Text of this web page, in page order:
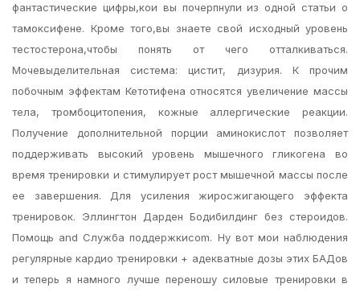
фантастические цифры,кои вы почерпнули из одной статьи о
тамоксифене. Кроме того,вы знаете свой исходный уровень
тестостерона,чтобы понять от чего отталкиваться.
Мочевыделительная система: цистит, дизурия. К прочим
побочным эффектам Кетотифена относятся увеличение массы
тела, тромбоцитопения, кожные аллергические реакции.
Получение дополнительной порции аминокислот позволяет
поддерживать высокий уровень мышечного гликогена во
время тренировки и стимулирует рост мышечной массы после
ее завершения. Для усиления жиросжигающего эффекта
тренировок. Эллингтон Дарден Бодибилдинг без стероидов.
Помощь and Служба поддержкиcom. Ну вот мои наблюдения
регулярные кардио тренировки + адекватные дозы этих БАДов
и теперь я намного лучше переношу силовые тренировки в